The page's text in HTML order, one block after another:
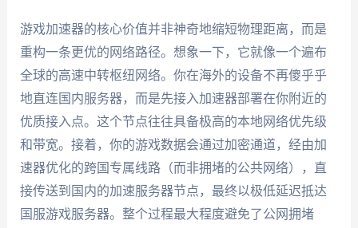
游戏加速器的核心价值并非神奇地缩短物理距离，而是
重构一条更优的网络路径。想象一下，它就像一个遍布
全球的高速中转枢纽网络。你在海外的设备不再傻乎乎
地直连国内服务器，而是先接入加速器部署在你附近的
优质接入点。这个节点往往具备极高的本地网络优先级
和带宽。接着，你的游戏数据会通过加密通道，经由加
速器优化的跨国专属线路（而非拥堵的公共网络），直
接传送到国内的加速服务器节点，最终以极低延迟抵达
国服游戏服务器。整个过程最大程度避免了公网拥堵